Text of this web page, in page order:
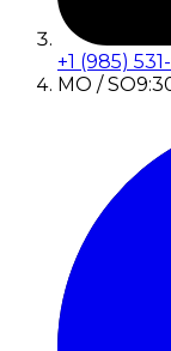
+1 (985)
MO / SO